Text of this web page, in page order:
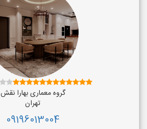
گروه معماری بهارا نقش
تهران
09196013004